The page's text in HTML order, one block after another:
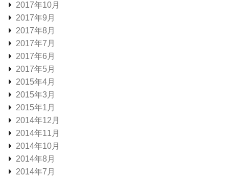
2017年10月
2017年9月
2017年8月
2017年7月
2017年6月
2017年5月
2015年4月
2015年3月
2015年1月
2014年12月
2014年11月
2014年10月
2014年8月
2014年7月